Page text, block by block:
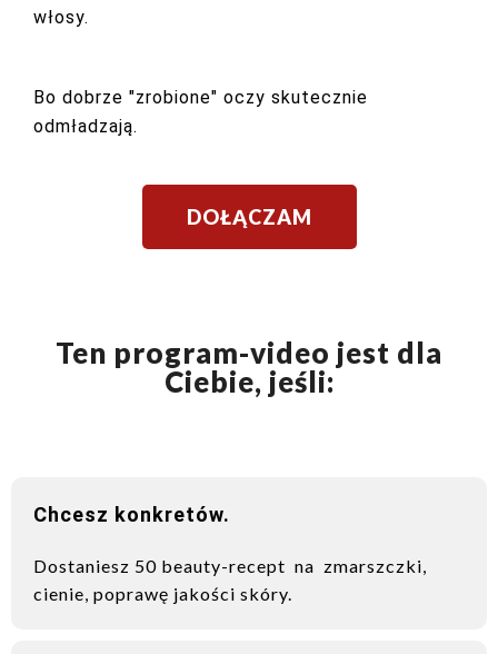
włosy.
Bo dobrze "zrobione" oczy skutecznie
odmładzają.
DOŁĄCZAM
Ten program-video jest dla
Ciebie, jeśli:
Chcesz konkretów.
Dostaniesz 50 beauty-recept na zmarszczki,
cienie, poprawę jakości skóry.